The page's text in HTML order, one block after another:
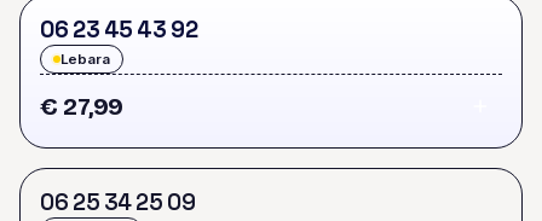
06 23 45 43 92
Lebara
€ 27,99
06 25 3425 09